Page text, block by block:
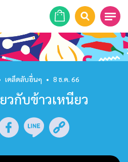
เคล็ดลับอื่นๆ • 8 ธ.ค. 66
วกับข้าวเหนียว